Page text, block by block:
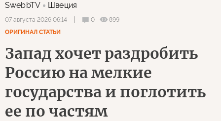
SwebbTV Швеция
07 августа 2026 06:14 0
899
ОРИГИНАЛ СТАТЬИ
Запад хочет раздробить
Россию на мелкие
государства и поглотить
ее по частям